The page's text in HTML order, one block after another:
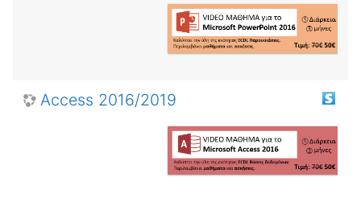
Access 2016/2019